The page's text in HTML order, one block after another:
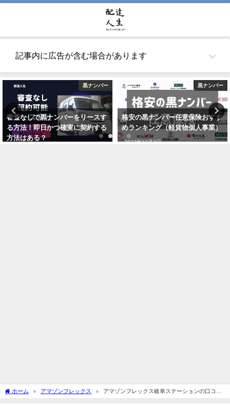
記事内に広告が含む場合があります
黒ナンバー
審査なしで黒ナンバーをリースす
る方法！即日かつ確実に契約する
方法はある？
黒ナンバー
格安の黒ナンバー任意保険おすす
めランキング（軽貨物個人事業）
2022年10月2日
ホーム アマゾンフレックス
アマゾンフレックス岐阜ステーションの口コ
ミ・評判